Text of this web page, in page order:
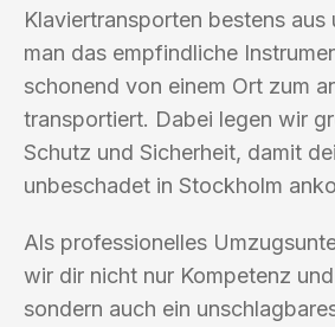
Klaviertransporten bestens
man das empfindliche
schonend von einem Ort zum
transportiert. Dabei legen wir
Schutz und Sicherheit, damit
unbeschadet in Stockholm
Als professionelles
wir dir nicht nur Kompetenz
sondern auch ein